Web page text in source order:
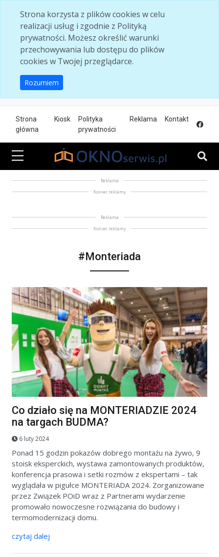
Strona korzysta z plików cookies w celu
realizacji usług i zgodnie z Polityką
prywatności. Możesz określić warunki
przechowywania lub dostępu do plików
cookies w Twojej przeglądarce.
Rozumiem
Strona
główna
Kiosk
Polityka
prywatności
Reklama Kontakt
Reklama
Koniec reklamy
Reklama
Koniec reklamy
#Monteriada
Co działo się na MONTERIADZIE 2024
na targach BUDMA?
6 luty 2024
Ponad 15 godzin pokazów dobrego montażu na żywo, 9
stoisk eksperckich, wystawa zamontowanych produktów,
konferencja prasowa i setki rozmów z ekspertami – tak
wyglądała w pigułce MONTERIADA 2024. Zorganizowane
przez Związek POiD wraz z Partnerami wydarzenie
promowało nowoczesne rozwiązania do budowy i
termomodernizacji domu.
czytaj dalej